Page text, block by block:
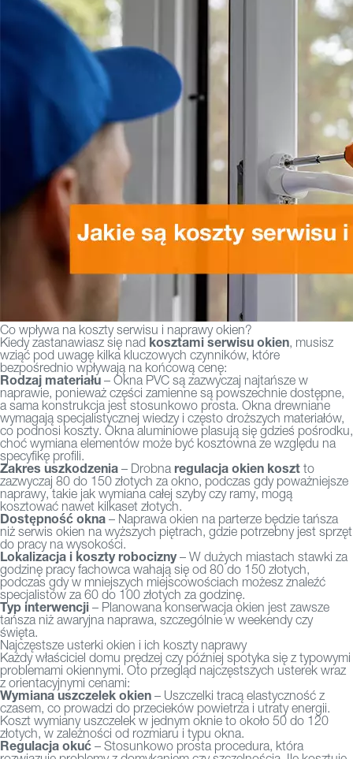
Co wpływa na koszty serwisu i naprawy okien?
Kiedy zastanawiasz się nad kosztami serwisu okien, musisz
wziąć pod uwagę kilka kluczowych czynników, które
bezpośrednio wpływają na końcową cenę:
Rodzaj materiału – Okna PVC są zazwyczaj najtańsze w
naprawie, ponieważ części zamienne są powszechnie dostępne,
a sama konstrukcja jest stosunkowo prosta. Okna drewniane
wymagają specjalistycznej wiedzy i często droższych materiałów,
co podnosi koszty. Okna aluminiowe plasują się gdzieś pośrodku,
choć wymiana elementów może być kosztowna ze względu na
specyfikę profili.
Zakres uszkodzenia – Drobna regulacja okien koszt to
zazwyczaj 80 do 150 złotych za okno, podczas gdy poważniejsze
naprawy, takie jak wymiana całej szyby czy ramy, mogą
kosztować nawet kilkaset złotych.
Dostępność okna – Naprawa okien na parterze będzie tańsza
niż serwis okien na wyższych piętrach, gdzie potrzebny jest sprzęt
do pracy na wysokości.
Lokalizacja i koszty robocizny– W dużych miastach stawki za
godzinę pracy fachowca wahają się od 80 do 150 złotych,
podczas gdy w mniejszych miejscowościach możesz znaleźć
specjalistów za 60 do 100 złotych za godzinę.
Typ interwencji – Planowana konserwacja okien jest zawsze
tańsza niż awaryjna naprawa, szczególnie w weekendy czy
święta.
Najczęstsze usterki okien i ich koszty naprawy
Każdy właściciel domu prędzej czy później spotyka się z typowymi
problemami okiennymi. Oto przegląd najczęstszych usterek wraz
z orientacyjnymi cenami:
Wymiana uszczelek okien – Uszczelki tracą elastyczność z
czasem, co prowadzi do przecieków powietrza i utraty energii.
Koszt wymiany uszczelek w jednym oknie to około 50 do 120
złotych, w zależności od rozmiaru i typu okna.
Regulacja okuć – Stosunkowo prosta procedura, która